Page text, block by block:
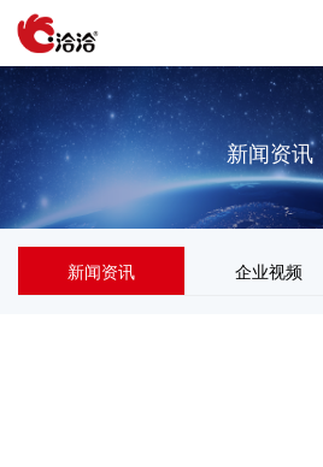
新闻资讯
新闻资讯 企业视频